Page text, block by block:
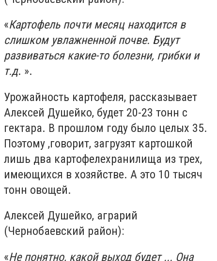
«Картофель почти месяц находится в
слишком увлажненной почве. Будут
развиваться какие-то болезни, грибки и
т.д. ».
Урожайность картофеля, рассказывает
Алексей Душейко, будет 20-23 тонн с
гектара. В прошлом году было целых 35.
Поэтому ,говорит, загрузят картошкой
лишь два картофелехранилища из трех,
имеющихся в хозяйстве. А это 10 тысяч
тонн овощей.
Алексей Душейко, аграрий
(Чернобаевский район):
«Не понятно, какой выход будет ... Она